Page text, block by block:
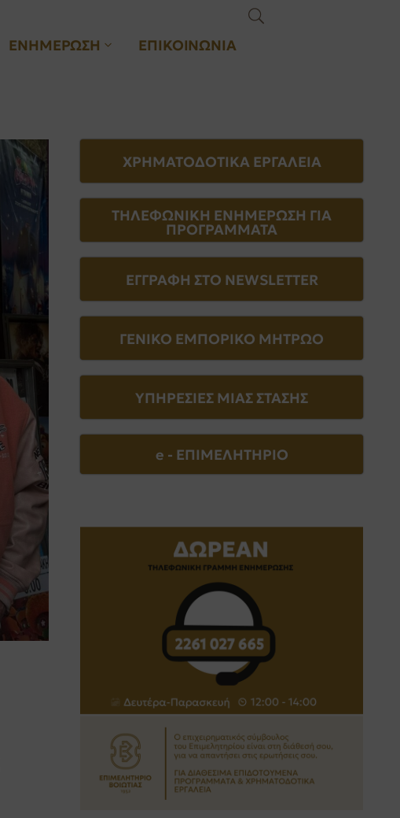
ΕΝΗΜΕΡΩΣΗ ΕΠΙΚΟΙΝΩΝΙΑ
ΧΡΗΜΑΤΟΔΟΤΙΚΑ ΕΡΓΑΛΕΙΑ
ΤΗΛΕΦΩΝΙΚΗ ΕΝΗΜΕΡΩΣΗ ΓΙΑ
ΠΡΟΓΡΑΜΜΑΤΑ
ΕΓΓΡΑΦΗ ΣΤΟ NEWSLETTER
ΓΕΝΙΚΟ ΕΜΠΟΡΙΚΟ ΜΗΤΡΩΟ
ΥΠΗΡΕΣΙΕΣ ΜΙΑΣ ΣΤΑΣΗΣ
e - EΠΙΜΕΛΗΤΗΡΙΟ